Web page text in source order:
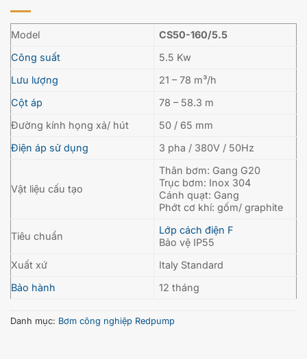
Model
CS50-160/5.5
Công suất
5.5 Kw
Lưu lượng
21 – 78 m³/h
Cột áp
78 – 58.3 m
Đường kính họng xả/ hút
50 / 65 mm
Điện áp sử dụng
3 pha / 380V / 50Hz
Vật liệu cấu tạo
Thân bơm: Gang G20
Trục bơm: Inox 304
Cánh quạt: Gang
Phớt cơ khí: gốm/ graphite
Tiêu chuẩn
Lớp cách điện F
Bảo vệ IP55
Xuất xứ
Italy Standard
Bảo hành
12 tháng
Danh mục: Bơm công nghiệp Redpump